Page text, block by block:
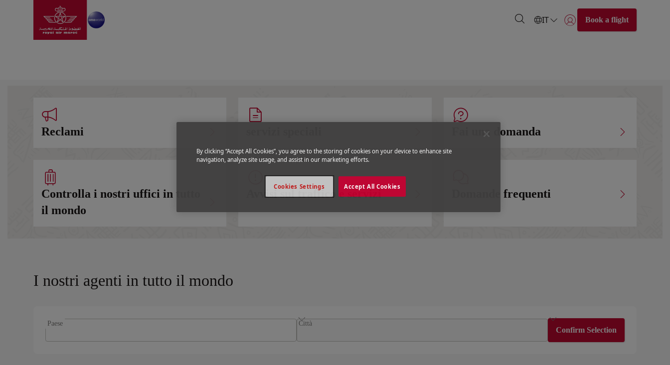
Skip to Main ContentVai alla home page IT Accedi | Unisciti)
Book a flight
Reclami Fai una domanda
Controlla i nostri uffici in tutto
il mondo
Avvisi sul traffico e servizi Domande frequenti
I nostri agenti in tutto il mondo
Paese Città
Confirm Selection
By clicking “Accept All Cookies”, you agree to the storing of cookies on your device to enhance site
navigation, analyze site usage, and assist in our marketing efforts.
Accept All Cookies
Cookies Settings